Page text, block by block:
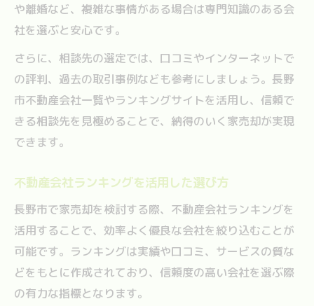
や離婚など、複雑な事情がある場合は専門知識のある会
社を選ぶと安心です。
さらに、相談先の選定では、口コミやインターネットで
の評判、過去の取引事例なども参考にしましょう。長野
市不動産会社一覧やランキングサイトを活用し、信頼で
きる相談先を見極めることで、納得のいく家売却が実現
できます。
不動産会社ランキングを活用した選び方
長野市で家売却を検討する際、不動産会社ランキングを
活用することで、効率よく優良な会社を絞り込むことが
可能です。ランキングは実績や口コミ、サービスの質な
どをもとに作成されており、信頼度の高い会社を選ぶ際
の有力な指標となります。